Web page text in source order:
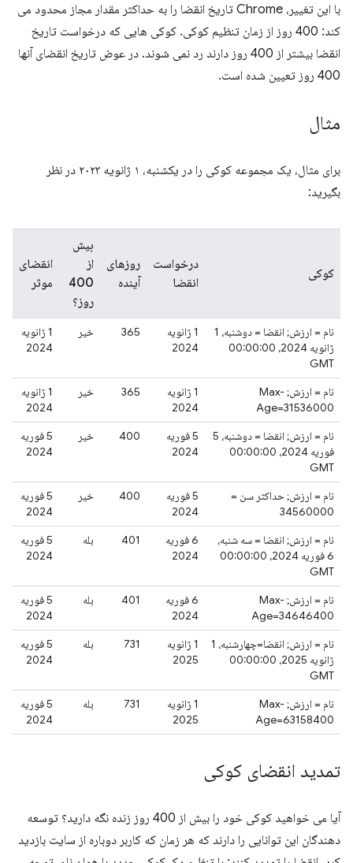
با این تغییر، Chrome تاریخ انقضا را به حداکثر مقدار مجاز محدود می
کند: 400 روز از زمان تنظیم کوکی. کوکی هایی که درخواست تاریخ
انقضا بیشتر از 400 روز دارند رد نمی شوند. در عوض تاریخ انقضای آنها
400 روز تعیین شده است.
مثال
برای مثال، یک مجموعه کوکی را در یکشنبه، ۱ ژانویه ۲۰۲۳ در نظر
بگیرید:
کوکی
درخواست
انقضا
روزهای
آینده
بیش
از
400
روز؟
انقضای
موثر
نام = ارزش; انقضا = دوشنبه، 1
ژانویه 2024، 00:00:00
GMT
1 ژانویه
2024
365 خیر
1 ژانویه
2024
نام = ارزش; Max-
Age=31536000
1 ژانویه
2024
365 خیر
1 ژانویه
2024
نام = ارزش; انقضا = دوشنبه، 5
فوریه 2024، 00:00:00
GMT
5 فوریه
2024
400 خیر
5 فوریه
2024
نام = ارزش; حداکثر سن =
34560000
5 فوریه
2024
400 خیر
5 فوریه
2024
نام = ارزش; انقضا = سه شنبه،
6 فوریه 2024، 00:00:00
GMT
6 فوریه
2024
401 بله
5 فوریه
2024
نام = ارزش; Max-
Age=34646400
6 فوریه
2024
401 بله
5 فوریه
2024
نام = ارزش; انقضا=چهارشنبه، 1
ژانویه 2025، 00:00:00
GMT
1 ژانویه
2025
731 بله
5 فوریه
2024
نام = ارزش; Max-
Age=63158400
1 ژانویه
2025
731 بله
5 فوریه
2024
تمدید انقضای کوکی
آیا می خواهید کوکی خود را بیش از 400 روز زنده نگه دارید؟ توسعه
دهندگان این توانایی را دارند که هر زمان که کاربر دوباره از سایت بازدید